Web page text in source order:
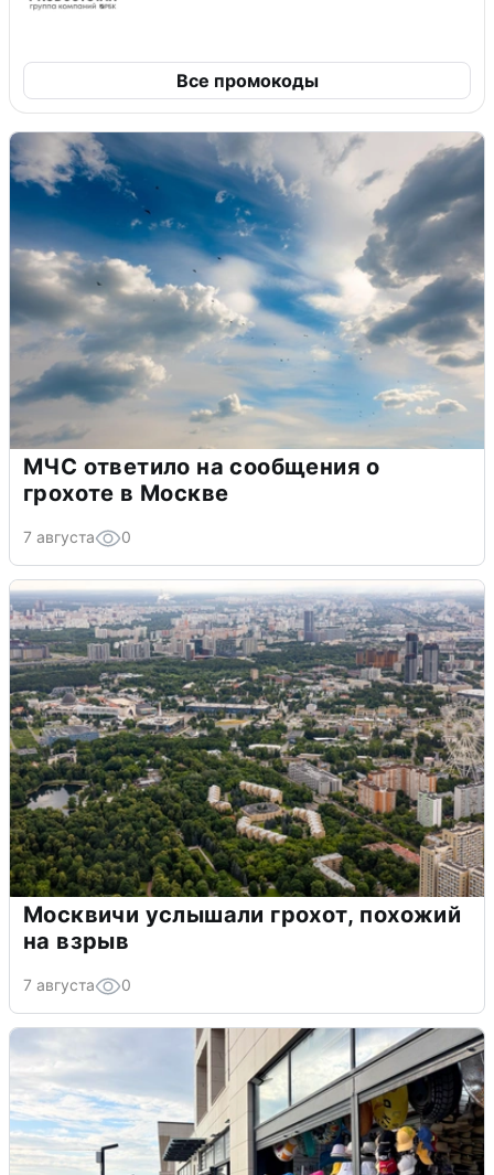
Все промокоды
МЧС ответило на сообщения о
грохоте в Москве
7 августа 0
Москвичи услышали грохот, похожий
на взрыв
7 августа 0